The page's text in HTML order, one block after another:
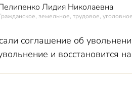
Лидия Николаевна
земельное, трудовое,
соглашение об
и восстановится